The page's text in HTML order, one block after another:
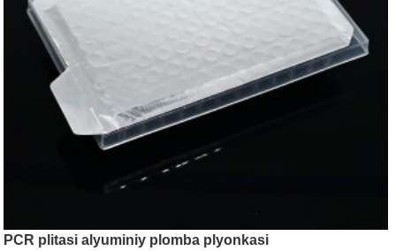
PCR plitasi alyuminiy plomba plyonkasi